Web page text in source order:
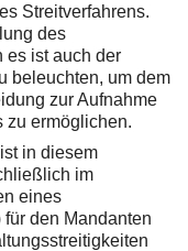
Streitverfahrens.
des
es ist auch der
beleuchten, um dem
zur Aufnahme
zu ermöglichen.
in diesem
im
eines
den Mandanten